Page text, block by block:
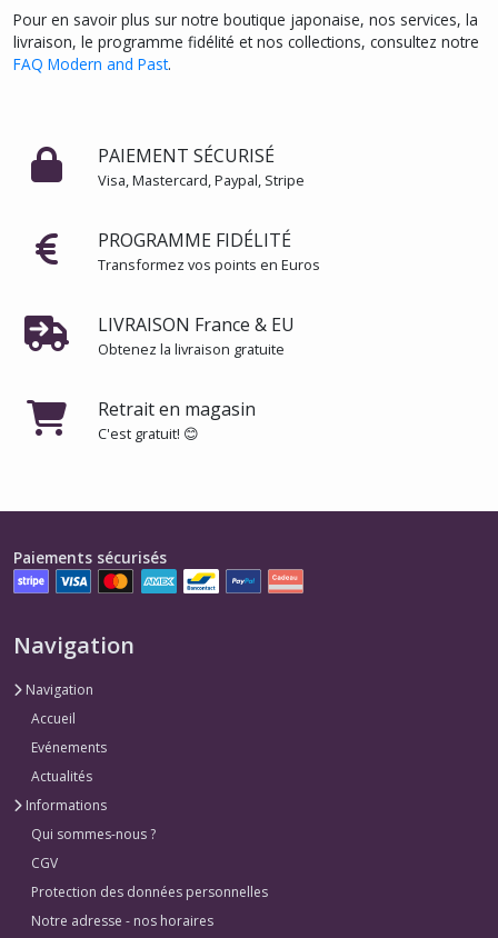
Pour en savoir plus sur notre boutique japonaise, nos services, la
livraison, le programme fidélité et nos collections, consultez notre
FAQ Modern and Past.
PAIEMENT SÉCURISÉ
Visa, Mastercard, Paypal, Stripe
PROGRAMME FIDÉLITÉ
Transformez vos points en Euros
LIVRAISON France & EU
Obtenez la livraison gratuite
Retrait en magasin
C'est gratuit! 😊
Paiements sécurisés
Navigation
Navigation
Accueil
Evénements
Actualités
Informations
Qui sommes-nous ?
CGV
Protection des données personnelles
Notre adresse - nos horaires